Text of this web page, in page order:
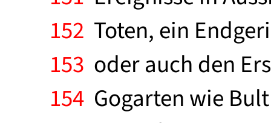
152 Toten, ein
153 oder auch den
154 Gogarten wie